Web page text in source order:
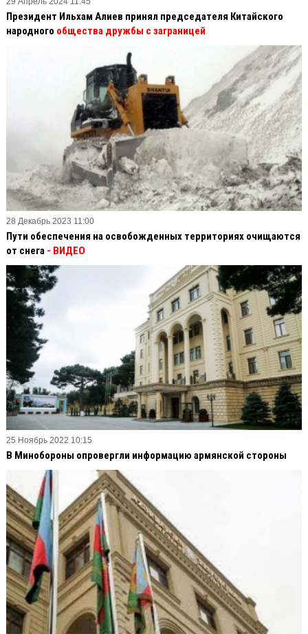
Президент Ильхам Алиев принял председателя Китайского
народного общества дружбы с заграницей
28 Декабрь 2023 11:00
Пути обеспечения на освобожденных территориях очищаются
от снега - ВИДЕО
25 Ноябрь 2022 10:15
В Минобороны опровергли информацию армянской стороны